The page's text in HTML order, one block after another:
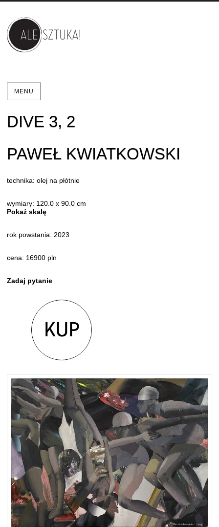
MENU
DIVE 3, 2
PAWEŁ KWIATKOWSKI
technika: olej na płótnie
wymiary: 120.0 x 90.0 cm
Pokaż skalę
rok powstania: 2023
cena: 16900 pln
Zadaj pytanie